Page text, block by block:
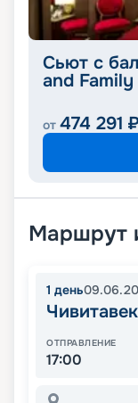
Сьют с
and
от 474 291 ₽
Маршрут
1 день
ОТПРАВЛЕНИЕ
17:00